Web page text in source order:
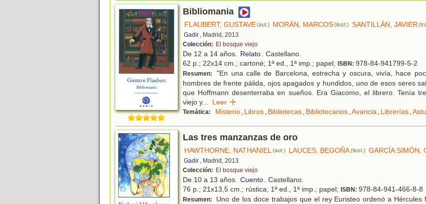
Bibliomania
FLAUBERT, GUSTAVE(aut.) MORÁN, MARCOS(ilust.) SANTILLÁN, JAVIER
Gadir
, Madrid, 2013
Colección: El bosque viejo
De 12 a 14 años. Relato
. Castellano.
62 p.; 22x14 cm.; cartoné; 1ª ed., 1ª imp.; papel; ISBN: 978-84-941799-5-2
Resumen:
"En una calle de Barcelona, estrecha y oscura, vivía, hace
hombres de frente pálida, ojos apagados y hundidos, uno de esos seres
que Hoffmann desenterraba en sueños. Era Giacomo, el librero. Tenía
viejo y... Leer
Temática: Misterio Libros Bibliotecas Bibliotecarios Avaricia Librerías
Las tres manzanzas de oro
HAWTHORNE, NATHANIEL(aut.) LAUCES, BEGOÑA(ilust.) GARCÍA SIMÓN,
Gadir , Madrid, 2013
Colección: El bosque viejo
De 10 a 13 años. Cuento. Castellano.
76 p.; 21x13,5 cm.; rústica; 1ª ed., 1ª imp.; papel; ISBN: 978-84-941-466-8-8
Resumen: Uno de los doce trabajos que el rey Euristeo ordenó a Hércules